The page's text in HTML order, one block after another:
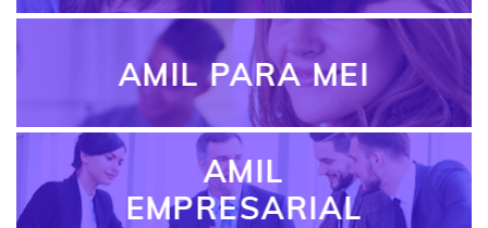
AMIL PARA MEI
AMIL
EMPRESARIAL